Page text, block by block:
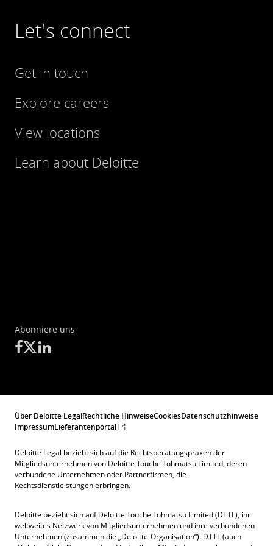
Let's connect
Get in touch
Explore careers
View locations
Learn about Deloitte
Abonniere uns
Über Deloitte LegalRechtliche HinweiseCookiesDatenschutzhinweise
ImpressumLieferantenportal
Deloitte Legal bezieht sich auf die Rechtsberatungspraxen der
Mitgliedsunternehmen von Deloitte Touche Tohmatsu Limited, deren
verbundene Unternehmen oder Partnerfirmen, die
Rechtsdienstleistungen erbringen.
Deloitte bezieht sich auf Deloitte Touche Tohmatsu Limited (DTTL), ihr
weltweites Netzwerk von Mitgliedsunternehmen und ihre verbundenen
Unternehmen (zusammen die „Deloitte-Organisation“). DTTL (auch